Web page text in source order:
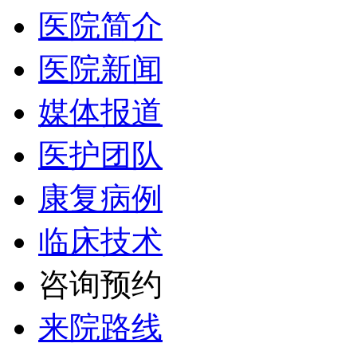
医院简介
医院新闻
媒体报道
医护团队
康复病例
临床技术
咨询预约
来院路线